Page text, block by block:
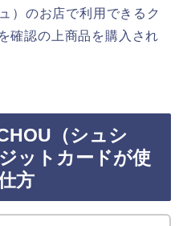
）のお店で利用できるク
確認の上商品を購入され
（シュシ
ットカードが使
方